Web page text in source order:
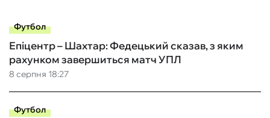
Футбол
8 серпня 18:27
Епіцентр – Шахтар: Федецький сказав, з яким
рахунком завершиться матч УПЛ
Футбол